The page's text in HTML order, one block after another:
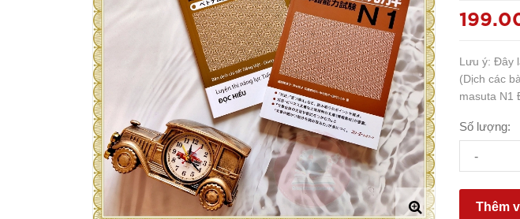
Lưu ý: Đây
(Dịch các
masuta N1
Số lượng:
-
Thêm